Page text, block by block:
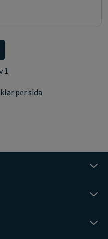
per sida
1